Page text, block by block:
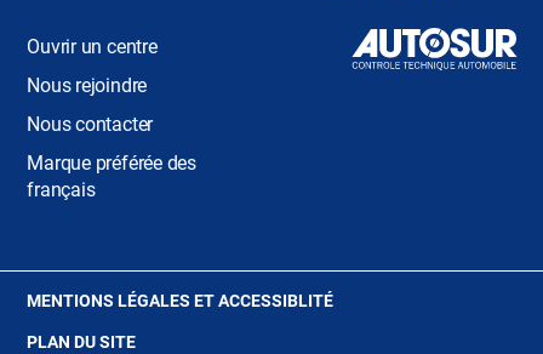
Ouvrir un centre
Nous rejoindre
Nous contacter
Marque préférée des
français
MENTIONS LÉGALES ET ACCESSIBLITÉ(OUVRE
PLAN DU SITE